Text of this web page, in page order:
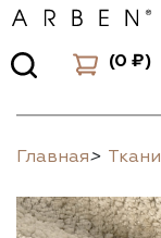
(0 ₽)
Главная> Ткани